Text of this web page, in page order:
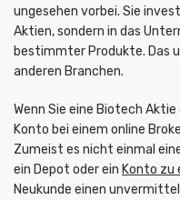
ungesehen vorbei. Sie
Aktien, sondern in das
bestimmter Produkte. Das
anderen Branchen.
Wenn Sie eine Biotech
Konto bei einem online
Zumeist es nicht einmal
ein Depot oder ein Konto zu
Neukunde einen